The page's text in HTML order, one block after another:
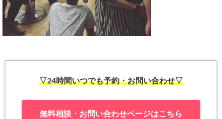
▽24時間いつでも予約・お問い合わせ▽
無料相談・お問い合わせページはこちら